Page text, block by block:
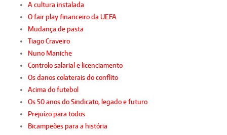
A cultura instalada
O fair play financeiro da UEFA
Mudança de pasta
Tiago Craveiro
Nuno Maniche
Controlo salarial e licenciamento
Os danos colaterais do conflito
Acima do futebol
Os 50 anos do Sindicato, legado e futuro
Prejuízo para todos
Bicampeões para a história